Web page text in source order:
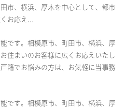
市、横浜、厚木を中心として、都市
お応え...
です。相模原市、町田市、横浜、厚
住まいのお客様に広くお応えいたし
籍でお悩みの方は、お気軽に当事務
です。相模原市、町田市、横浜、厚